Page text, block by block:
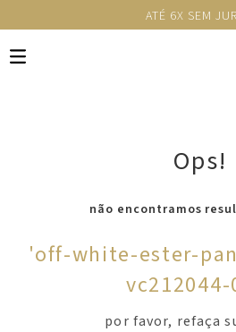
ATÉ 6X SEM
Ops!
não encontramos
'off-white-ester-
vc212044-
por favor, refaça